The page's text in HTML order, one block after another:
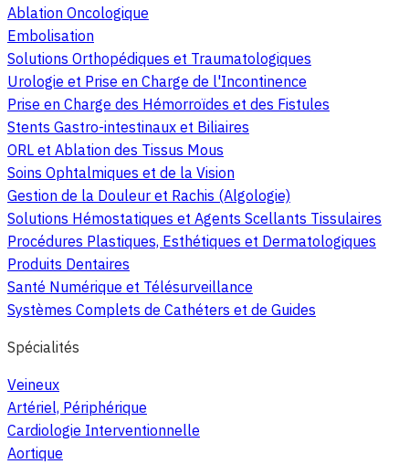
Ablation Oncologique
Embolisation
Solutions Orthopédiques et Traumatologiques
Urologie et Prise en Charge de l'Incontinence
Prise en Charge des Hémorroïdes et des Fistules
Stents Gastro-intestinaux et Biliaires
ORL et Ablation des Tissus Mous
Soins Ophtalmiques et de la Vision
Gestion de la Douleur et Rachis (Algologie)
Solutions Hémostatiques et Agents Scellants Tissulaires
Procédures Plastiques, Esthétiques et Dermatologiques
Produits Dentaires
Santé Numérique et Télésurveillance
Systèmes Complets de Cathéters et de Guides
Spécialités
Veineux
Artériel, Périphérique
Cardiologie Interventionnelle
Aortique